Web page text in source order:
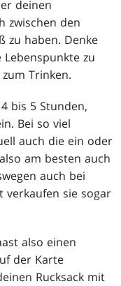
deinen
zwischen den
zu haben. Denke
zu
Trinken.
bis 5 Stunden,
Bei so viel
auch die ein oder
am besten auch
auch bei
verkaufen sie sogar
also einen
der Karte
Rucksack mit